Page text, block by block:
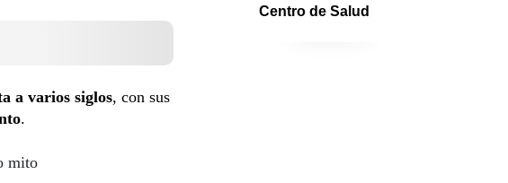
Centro de Salud
a varios siglos, con sus
.
mito